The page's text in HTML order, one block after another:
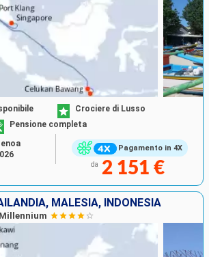
Pagamento in 4X
Crociere di Lusso
Pensione completa
da 2 151 €
MALESIA, INDONESIA